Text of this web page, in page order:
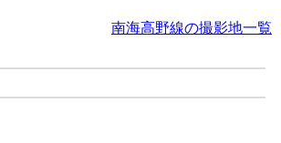
南海高野線の撮影地一覧